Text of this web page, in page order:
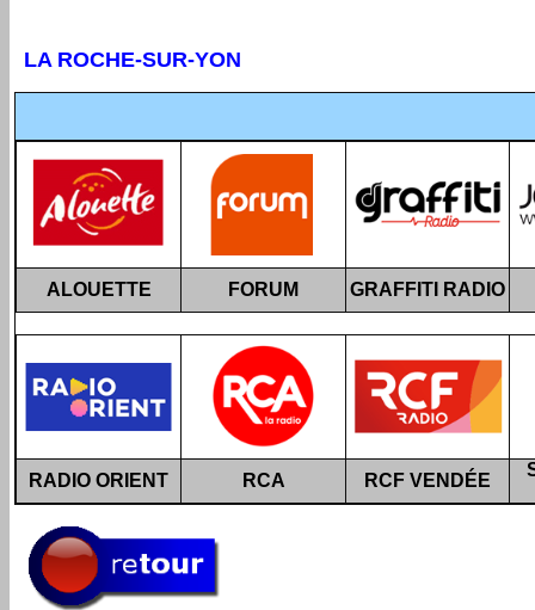
LA ROCHE-SUR-YON
ALOUETTE FORUM GRAFFITI RADIO
RADIO ORIENT RCA RCF VENDÉE